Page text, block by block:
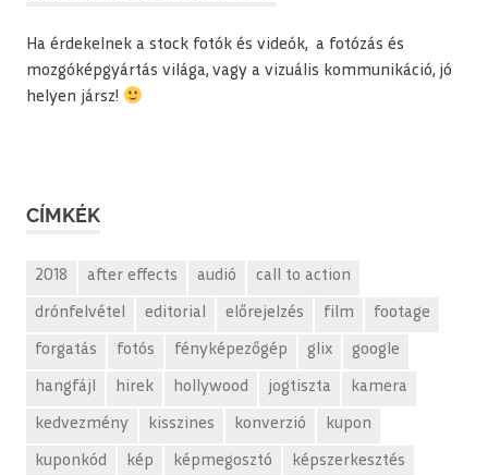
Ha érdekelnek a stock fotók és videók, a fotózás és
mozgóképgyártás világa, vagy a vizuális kommunikáció, jó
helyen jársz!
CÍMKÉK
2018 after effects audió call to action
drónfelvétel editorial előrejelzés film footage
forgatás fotós fényképezőgép glix google
hangfájl hirek hollywood jogtiszta kamera
kedvezmény kisszines konverzió kupon
kuponkód kép képmegosztó képszerkesztés